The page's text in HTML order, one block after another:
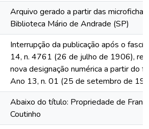
Arquivo gerado a partir das
Biblioteca Mário de Andrade (SP)
Interrupção da publicação após o
14, n. 4761 (26 de julho de 1906),
nova designação numérica a partir do
Ano 13, n. 01 (25 de setembro de
Abaixo do título: Propriedade de
Coutinho